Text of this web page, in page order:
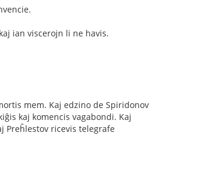
ian viscerojn li ne havis.
mem. Kaj edzino de Spiridonov
kaj komencis vagabondi. Kaj
Preĥlestov ricevis telegrafe